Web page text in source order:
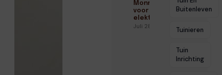
Monnickendam
voor veilige
elektra
Juli 28, 2026
Buitenleven
Tuinieren
Tuin
Inrichting